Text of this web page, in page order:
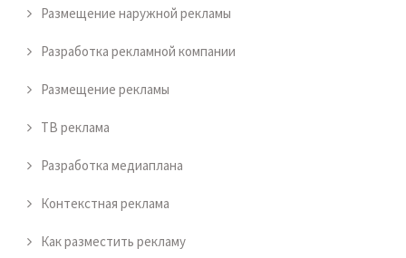
Размещение наружной рекламы
Разработка рекламной компании
Размещение рекламы
ТВ реклама
Разработка медиаплана
Контекстная реклама
Как разместить рекламу